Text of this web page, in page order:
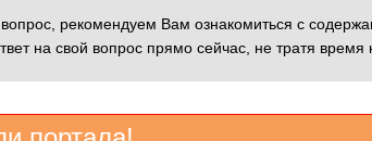
рекомендуем Вам ознакомиться с
на свой вопрос прямо сейчас, не тратя время